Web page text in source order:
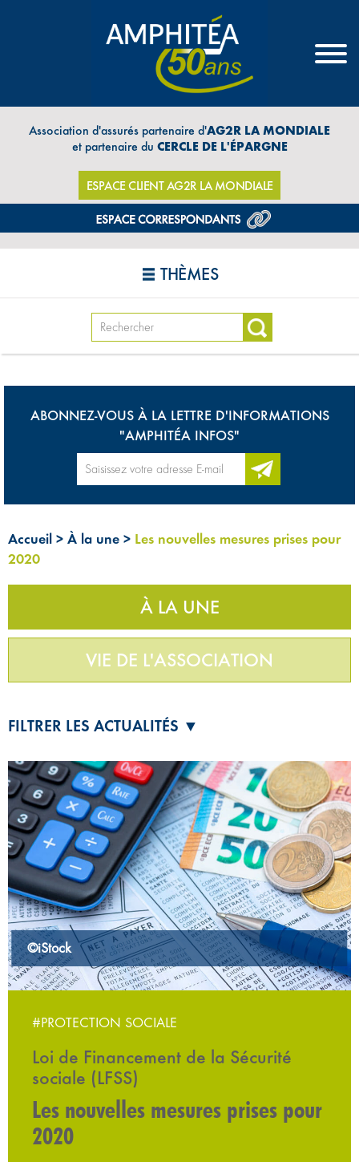
Association d'assurés partenaire d'AG2R LA MONDIALE
et partenaire du CERCLE DE L'ÉPARGNE
ESPACE CLIENT AG2R LA MONDIALE
THÈMES
ABONNEZ-VOUS À LA LETTRE D'INFORMATIONS
"AMPHITÉA INFOS"
Accueil > À la une > Les nouvelles mesures prises pour
2020
À LA UNE
VIE DE L'ASSOCIATION
FILTRER LES ACTUALITÉS ▼
©iStock
#PROTECTION SOCIALE
Loi de Financement de la Sécurité
sociale (LFSS)
Les nouvelles mesures prises pour
2020